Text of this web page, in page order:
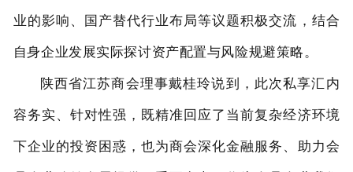
业的影响、国产替代行业布局等议题积极交流，结合
自身企业发展实际探讨资产配置与风险规避策略。
陕西省江苏商会理事戴桂玲说到，此次私享汇内
容务实、针对性强，既精准回应了当前复杂经济环境
下企业的投资困惑，也为商会深化金融服务、助力会